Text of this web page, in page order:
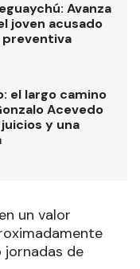
Avanza
joven acusado
el largo camino
Acevedo
y una
un valor
jornadas de